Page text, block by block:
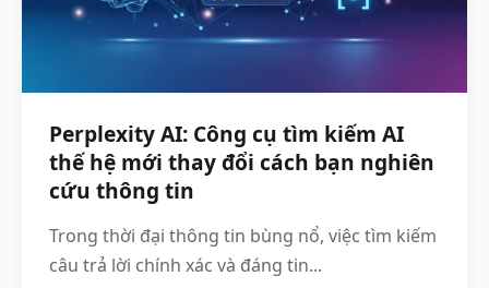
Perplexity AI: Công cụ tìm kiếm AI
thế hệ mới thay đổi cách bạn nghiên
cứu thông tin
Trong thời đại thông tin bùng nổ, việc tìm kiếm
câu trả lời chính xác và đáng tin...